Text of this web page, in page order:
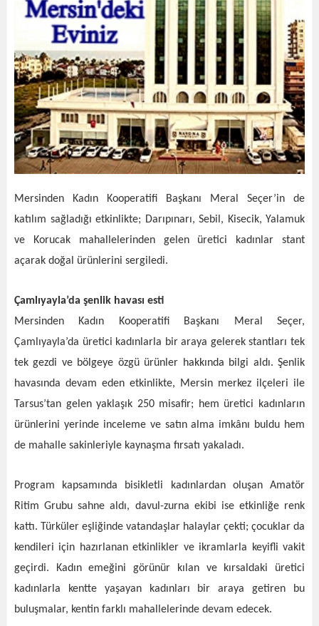
Mersinden Kadın Kooperatifi Başkanı Meral Seçer’in de
katılım sağladığı etkinlikte; Darıpınarı, Sebil, Kisecik, Yalamuk
ve Korucak mahallelerinden gelen üretici kadınlar stant
açarak doğal ürünlerini sergiledi.
Çamlıyayla’da şenlik havası esti
Mersinden Kadın Kooperatifi Başkanı Meral Seçer,
Çamlıyayla’da üretici kadınlarla bir araya gelerek stantları tek
tek gezdi ve bölgeye özgü ürünler hakkında bilgi aldı. Şenlik
havasında devam eden etkinlikte, Mersin merkez ilçeleri ile
Tarsus’tan gelen yaklaşık 250 misafir; hem üretici kadınların
ürünlerini yerinde inceleme ve satın alma imkânı buldu hem
de mahalle sakinleriyle kaynaşma fırsatı yakaladı.
Program kapsamında bisikletli kadınlardan oluşan Amatör
Ritim Grubu sahne aldı, davul-zurna ekibi ise etkinliğe renk
kattı. Türküler eşliğinde vatandaşlar halaylar çekti; çocuklar da
kendileri için hazırlanan etkinlikler ve ikramlarla keyifli vakit
geçirdi. Kadın emeğini görünür kılan ve kırsaldaki üretici
kadınlarla kentte yaşayan kadınları bir araya getiren bu
buluşmalar, kentin farklı mahallelerinde devam edecek.